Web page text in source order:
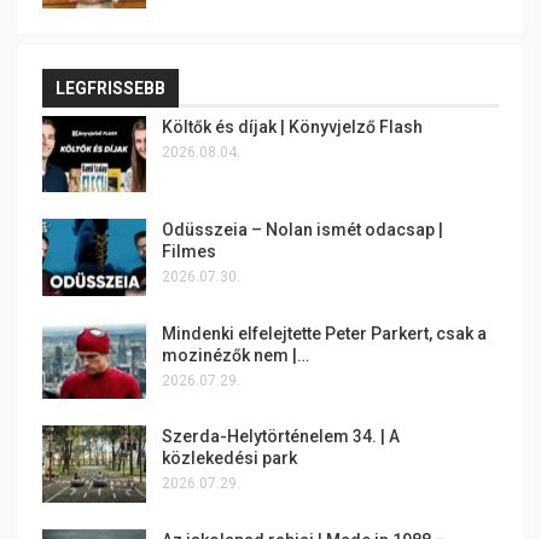
LEGFRISSEBB
Költők és díjak | Könyvjelző Flash
2026.08.04.
Odüsszeia – Nolan ismét odacsap |
Filmes
2026.07.30.
Mindenki elfelejtette Peter Parkert, csak a
mozinézők nem |…
2026.07.29.
Szerda-Helytörténelem 34. | A
közlekedési park
2026.07.29.